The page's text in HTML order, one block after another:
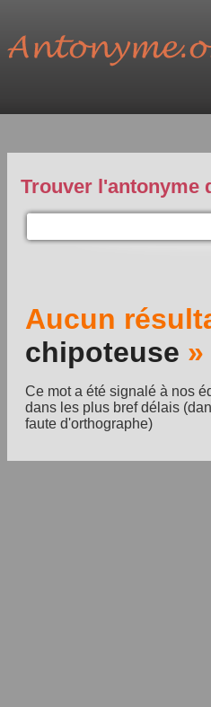
Trouver l'antonyme
Aucun
chipoteuse »
Ce mot a été signalé à nos
dans les plus bref délais
faute d'orthographe)